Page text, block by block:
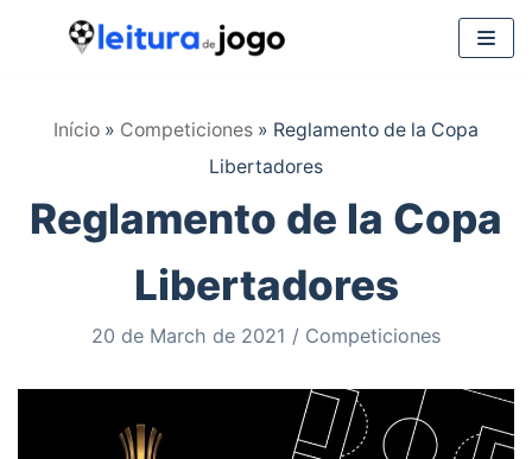
contenido
Início » Competiciones » Reglamento de la Copa
Libertadores
Reglamento de la Copa
Libertadores
20 de March de 2021 Competiciones